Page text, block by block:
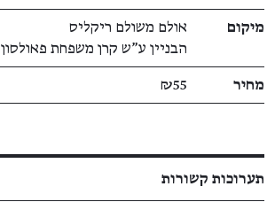
מיקום
אולם משולם ריקליס
הבניין ע"ש קרן משפחת פאולסון
מחיר ₪55
תערוכות קשורות